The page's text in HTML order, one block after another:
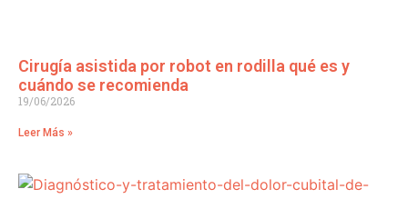
Cirugía asistida por robot en rodilla qué es y
cuándo se recomienda
19/06/2026
Leer Más »